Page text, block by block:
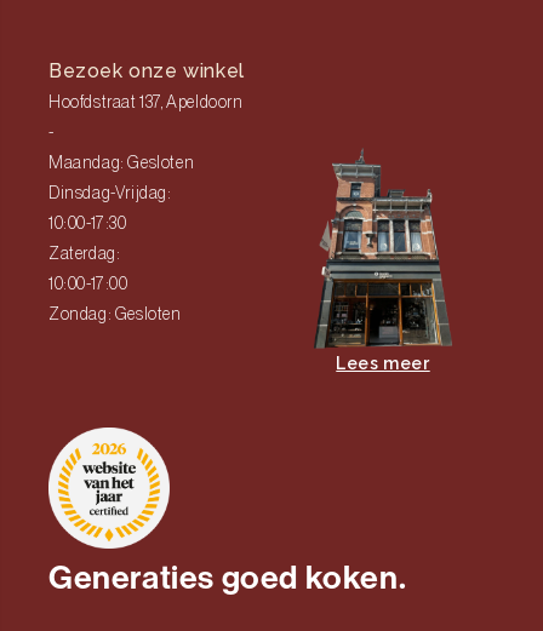
Bezoek onze winkel
Hoofdstraat 137, Apeldoorn
-
Maandag: Gesloten
Dinsdag-Vrijdag:
10:00-17:30
Zaterdag:
10:00-17:00
Zondag: Gesloten
Lees meer
Generaties goed koken.